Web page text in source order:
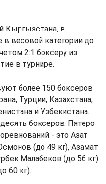
Кыргызстана, в
в весовой категории до
2:1 боксеру из
в турнире.
более 150 боксеров
Турции, Казахстана,
и Узбекистана.
боксеров. Пятеро
- это Азат
(до 49 кг), Азамат
Малабеков (до 56 кг)
60 кг).